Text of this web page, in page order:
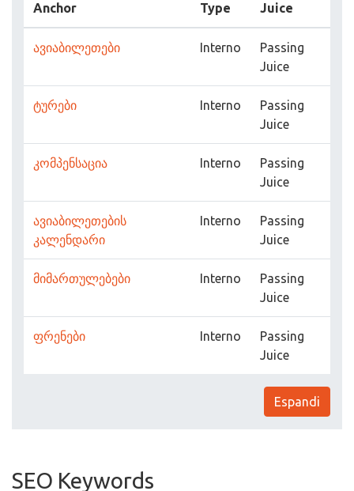
Anchor Type Juice
ავიაბილეთები Interno
Passing
Juice
ტურები Interno
Passing
Juice
კომპენსაცია Interno
Passing
Juice
ავიაბილეთების
კალენდარი
Interno
Passing
Juice
მიმართულებები Interno
Passing
Juice
ფრენები Interno
Passing
Juice
Espandi
SEO Keywords